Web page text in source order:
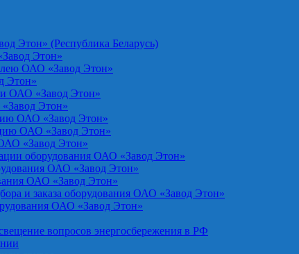
Этон» (Республика Беларусь)
Этон»
ОАО «Завод Этон»
Этон»
ОАО «Завод Этон»
Этон»
ОАО «Завод Этон»
ОАО «Завод Этон»
«Завод Этон»
оборудования ОАО «Завод Этон»
ОАО «Завод Этон»
ОАО «Завод Этон»
и заказа оборудования ОАО «Завод Этон»
ОАО «Завод Этон»
вопросов энергосбережения в РФ